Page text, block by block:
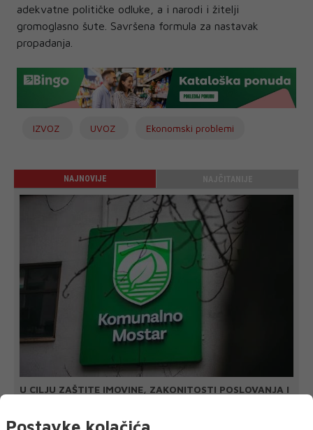
adekvatne političke odluke, a i narodi i žitelji
gromoglasno šute. Savršena formula za nastavak
propadanja.
IZVOZ UVOZ Ekonomski problemi
NAJNOVIJE
U CILJU ZAŠTITE IMOVINE, ZAKONITOSTI POSLOVANJA I